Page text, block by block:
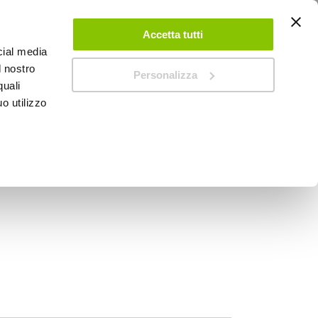
media
nostro
utilizzo
Accetta tutti
Personalizza
ACCEDI CREA UN ACCOUNT CONTATTACI